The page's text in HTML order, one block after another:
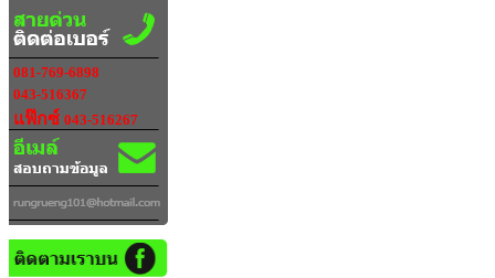
081-769-6898
043-516367
แฟ๊กซ์ 043-516267